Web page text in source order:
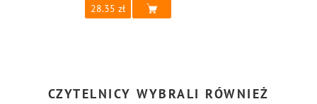
28.35
CZYTELNICY WYBRALI RÓWNIEŻ